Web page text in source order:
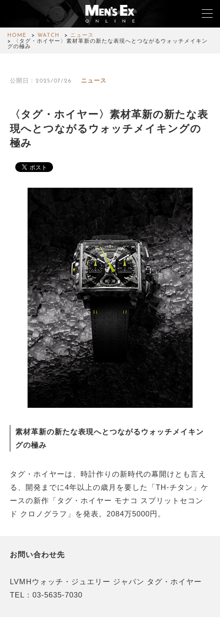
HOME WATCH
ニュース
〈タグ・ホイヤー〉素材革新の新たな表現へとつながるウォッチメイキン
グの極み
公開日：2025/07/26 ニュース
〈タグ・ホイヤー〉素材革新の新たな表
現へとつながるウォッチメイキングの
極み
素材革新の新たな表現へとつながるウォッチメイキン
グの極み
タグ・ホイヤーは、時計作りの新時代の幕開けとも言え
る、開発までに4年以上の歳月を要した「TH-チタン」ケ
ースの新作「タグ・ホイヤー モナコ スプリットセコン
ド クロノグラフ」を発表。2084万5000円。
お問い合わせ先
LVMHウォッチ・ジュエリー ジャパン タグ・ホイヤー
TEL：03-5635-7030
FASHION
WATCH
CAR&BIKE
COLUMN
MAGAZINE
ABOUT SITE
サイトマップ